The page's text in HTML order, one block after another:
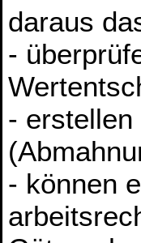
daraus
-
-
- können